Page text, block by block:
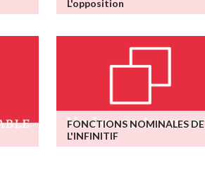
L'opposition
FONCTIONS NOMINALES DE
L'INFINITIF